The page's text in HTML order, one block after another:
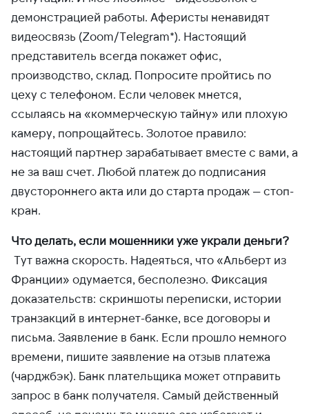
демонстрацией работы. Аферисты ненавидят
видеосвязь (Zoom/Telegram*). Настоящий
представитель всегда покажет офис,
производство, склад. Попросите пройтись по
цеху с телефоном. Если человек мнется,
ссылаясь на «коммерческую тайну» или плохую
камеру, попрощайтесь. Золотое правило:
настоящий партнер зарабатывает вместе с вами, а
не за ваш счет. Любой платеж до подписания
двустороннего акта или до старта продаж — стоп-
кран.
Что делать, если мошенники уже украли деньги?
Тут важна скорость. Надеяться, что «Альберт из
Франции» одумается, бесполезно. Фиксация
доказательств: скриншоты переписки, истории
транзакций в интернет-банке, все договоры и
письма. Заявление в банк. Если прошло немного
времени, пишите заявление на отзыв платежа
(чарджбэк). Банк плательщика может отправить
запрос в банк получателя. Самый действенный